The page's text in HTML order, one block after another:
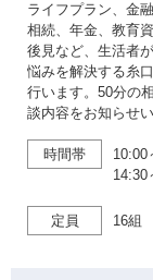
ライフプラン、金
相続、年金、教育
後見など、生活者
悩みを解決する糸
行います。50分の
談内容をお知らせ
時間帯 10:00
14:30
定員 16組